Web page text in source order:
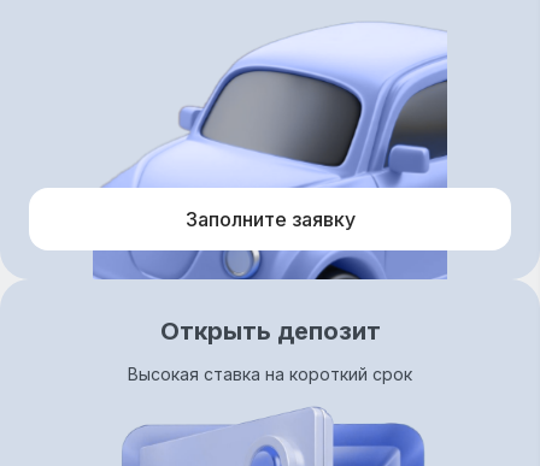
Заполните заявку
Открыть депозит
Высокая ставка на короткий срок